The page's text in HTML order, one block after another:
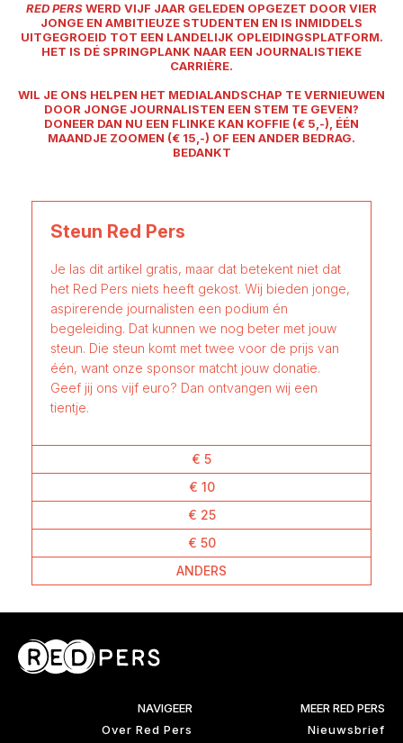
RED PERSWERD VIJF JAAR GELEDEN OPGEZET DOOR VIER
JONGE EN AMBITIEUZE STUDENTEN EN IS INMIDDELS
UITGEGROEID TOT EEN LANDELIJK OPLEIDINGSPLATFORM.
HET IS DÉ SPRINGPLANK NAAR EEN JOURNALISTIEKE
CARRIÈRE.
WIL JE ONS HELPEN HET MEDIALANDSCHAP TE VERNIEUWEN
DOOR JONGE JOURNALISTEN EEN STEM TE GEVEN?
DONEER DAN NU EEN FLINKE KAN KOFFIE (€ 5,-), ÉÉN
MAANDJE ZOOMEN (€ 15,-) OF EEN ANDER BEDRAG.
BEDANKT
Steun Red Pers
Je las dit artikel gratis, maar dat betekent niet dat
het Red Pers niets heeft gekost. Wij bieden jonge,
aspirerende journalisten een podium én
begeleiding. Dat kunnen we nog beter met jouw
steun. Die steun komt met twee voor de prijs van
één, want onze sponsor matcht jouw donatie.
Geef jij ons vijf euro? Dan ontvangen wij een
tientje.
€ 5
€ 10
€ 25
€ 50
ANDERS
NAVIGEER
Over Red Pers
MEER RED PERS
Nieuwsbrief